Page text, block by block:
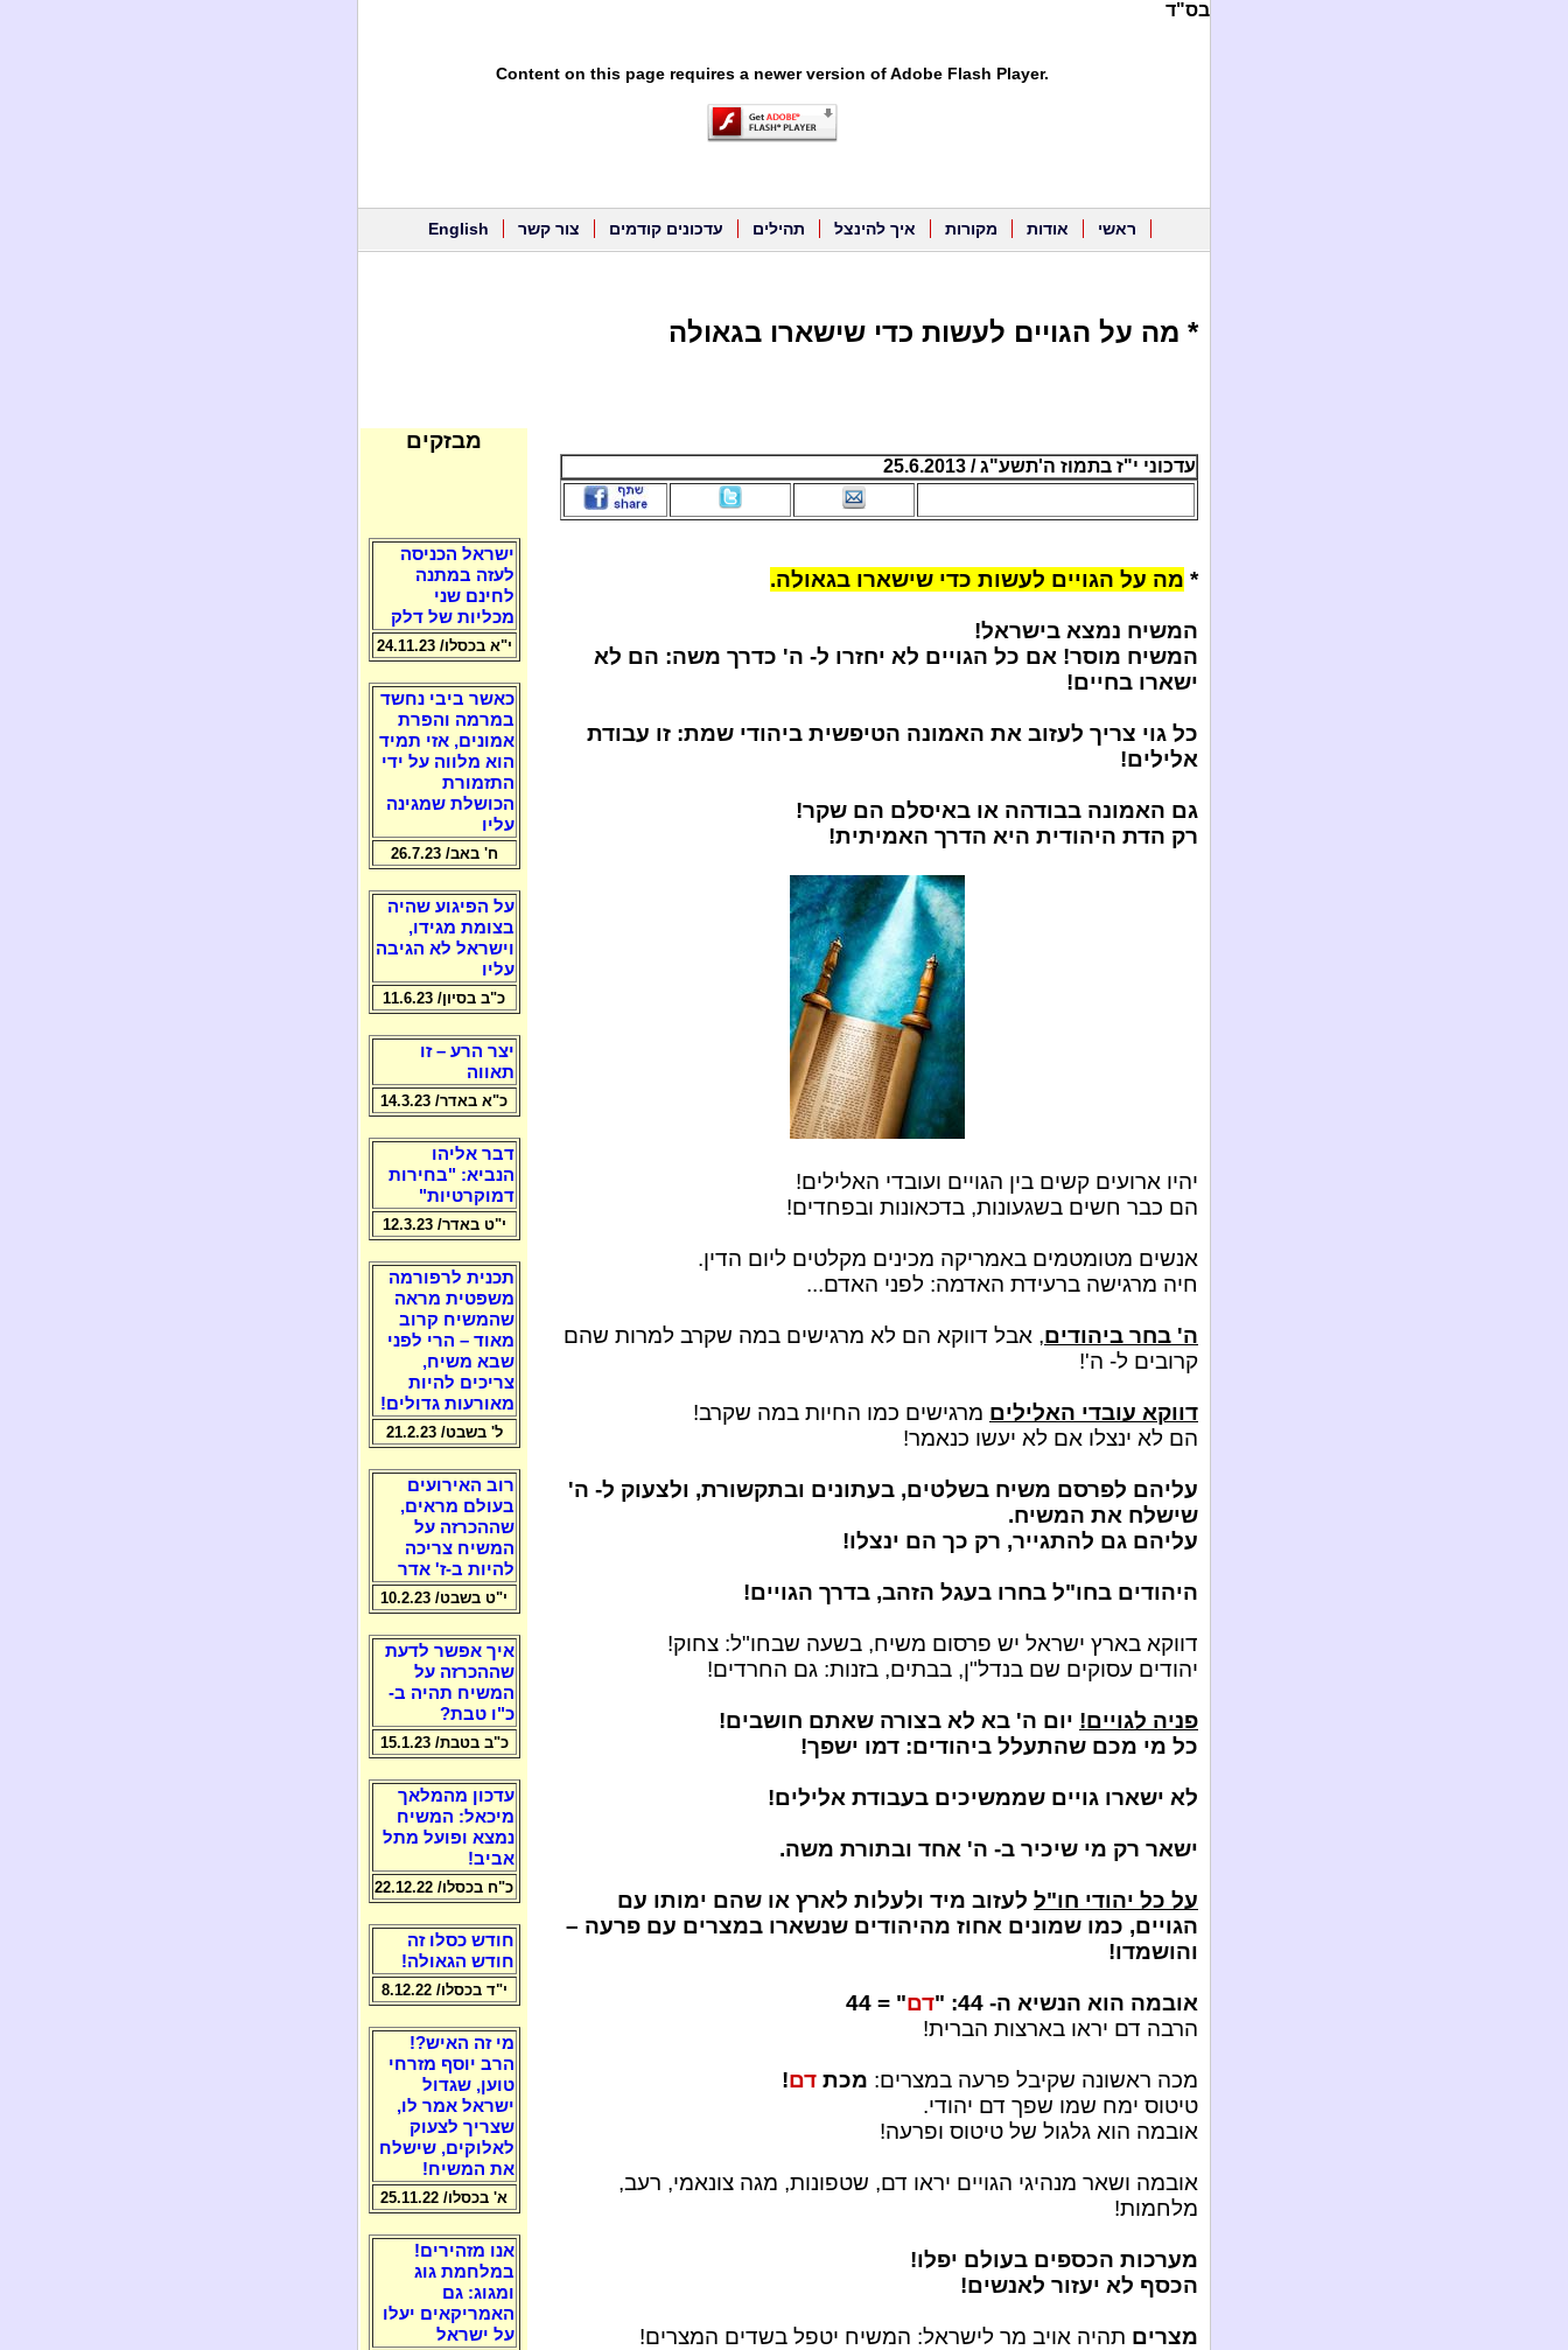
בס"ד
Content on this page requires a newer version of Adobe Flash Player.
ראשי אודות מקורות איך להינצל תהילים עדכונים קודמים צור קשר English
* מה על הגויים לעשות כדי שישארו בגאולה
עדכוני י"ז בתמוז ה'תשע"ג / 25.6.2013
* מה על הגויים לעשות כדי שישארו בגאולה.
המשיח נמצא בישראל!
המשיח מוסר! אם כל הגויים לא יחזרו ל- ה' כדרך משה: הם לא
ישארו בחיים!
כל גוי צריך לעזוב את האמונה הטיפשית ביהודי שמת: זו עבודת
אלילים!
גם האמונה בבודהה או באיסלם הם שקר!
רק הדת היהודית היא הדרך האמיתית!
יהיו ארועים קשים בין הגויים ועובדי האלילים!
הם כבר חשים בשגעונות, בדכאונות ובפחדים!
אנשים מטומטמים באמריקה מכינים מקלטים ליום הדין.
חיה מרגישה ברעידת האדמה: לפני האדם...
ה' בחר ביהודים, אבל דווקא הם לא מרגישים במה שקרב למרות שהם
קרובים ל- ה'!
דווקא עובדי האלילים מרגישים כמו החיות במה שקרב!
הם לא ינצלו אם לא יעשו כנאמר!
עליהם לפרסם משיח בשלטים, בעתונים ובתקשורת, ולצעוק ל- ה'
שישלח את המשיח.
עליהם גם להתגייר, רק כך הם ינצלו!
היהודים בחו"ל בחרו בעגל הזהב, בדרך הגויים!
דווקא בארץ ישראל יש פרסום משיח, בשעה שבחו"ל: צחוק!
יהודים עסוקים שם בנדל"ן, בבתים, בזנות: גם החרדים!
פניה לגויים! יום ה' בא לא בצורה שאתם חושבים!
כל מי מכם שהתעלל ביהודים: דמו ישפך!
לא ישארו גויים שממשיכים בעבודת אלילים!
ישאר רק מי שיכיר ב- ה' אחד ובתורת משה.
על כל יהודי חו"ל לעזוב מיד ולעלות לארץ או שהם ימותו עם
הגויים, כמו שמונים אחוז מהיהודים שנשארו במצרים עם פרעה –
והושמדו!
אובמה הוא הנשיא ה- 44: " דם" = 44
הרבה דם יראו בארצות הברית!
מכה ראשונה שקיבל פרעה במצרים: מכת דם!
טיטוס ימח שמו שפך דם יהודי.
אובמה הוא גלגול של טיטוס ופרעה!
אובמה ושאר מנהיגי הגויים יראו דם, שטפונות, מגה צונאמי, רעב,
מלחמות!
מערכות הכספים בעולם יפלו!
הכסף לא יעזור לאנשים!
מצרים תהיה אויב מר לישראל: המשיח יטפל בשדים המצרים!
מבזקים
ישראל הכניסה
לעזה במתנה
לחינם שני
מכליות של דלק
י"א בכסלו/ 24.11.23
כאשר ביבי נחשד
במרמה והפרת
אמונים, אזי תמיד
הוא מלווה על ידי
התזמורת
הכושלת שמגינה
עליו
ח' באב/ 26.7.23
על הפיגוע שהיה
בצומת מגידו,
וישראל לא הגיבה
עליו
כ"ב בסיון/ 11.6.23
יצר הרע – זו
תאווה
כ"א באדר/ 14.3.23
דבר אליהו
הנביא: "בחירות
דמוקרטיות"
י"ט באדר/ 12.3.23
תכנית לרפורמה
משפטית מראה
שהמשיח קרוב
מאוד – הרי לפני
שבא משיח,
צריכים להיות
מאורעות גדולים!
ל' בשבט/ 21.2.23
רוב האירועים
בעולם מראים,
שההכרזה על
המשיח צריכה
להיות ב-ז' אדר
י"ט בשבט/ 10.2.23
איך אפשר לדעת
שההכרזה על
המשיח תהיה ב-
כ"ו טבת?
כ"ב בטבת/ 15.1.23
עדכון מהמלאך
מיכאל: המשיח
נמצא ופועל מתל
אביב!
כ"ח בכסלו/ 22.12.22
חודש כסלו זה
חודש הגאולה!
י"ד בכסלו/ 8.12.22
מי זה האיש?!
הרב יוסף מזרחי
טוען, שגדול
ישראל אמר לו,
שצריך לצעוק
לאלוקים, שישלח
את המשיח!
א' בכסלו/ 25.11.22
אנו מזהירים!
במלחמת גוג
ומגוג: גם
האמריקאים יעלו
על ישראל